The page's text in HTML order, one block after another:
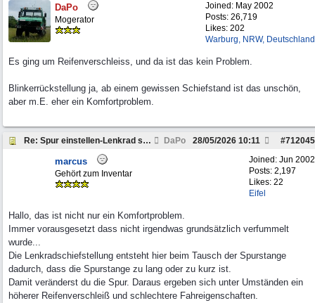
Joined: May 2002
Posts: 26,719
Likes: 202
Warburg, NRW, Deutschland
DaPo
Mogerator
Es ging um Reifenverschleiss, und da ist das kein Problem.
Blinkerrückstellung ja, ab einem gewissen Schiefstand ist das unschön,
aber m.E. eher ein Komfortproblem.
Re: Spur einstellen-Lenkrad schief, 463 DaPo #712045
28/05/2026 10:11
Joined: Jun 2002
Posts: 2,197
Likes: 22
Eifel
marcus
Gehört zum Inventar
Hallo, das ist nicht nur ein Komfortproblem.
Immer vorausgesetzt dass nicht irgendwas grundsätzlich verfummelt
wurde...
Die Lenkradschiefstellung entsteht hier beim Tausch der Spurstange
dadurch, dass die Spurstange zu lang oder zu kurz ist.
Damit veränderst du die Spur. Daraus ergeben sich unter Umständen ein
höherer Reifenverschleiß und schlechtere Fahreigenschaften.